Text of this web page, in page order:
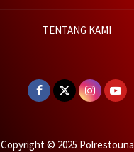
TENTANG KAMI
Copyright © 2025